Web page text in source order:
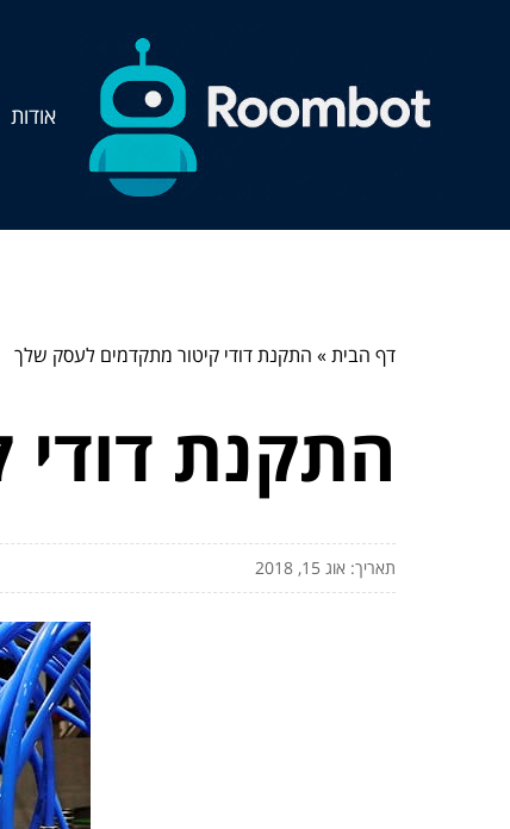
אודות
דף הבית» התקנת דודי קיטור מתקדמים לעסק שלך
התקנת
תאריך: אוג 15, 2018